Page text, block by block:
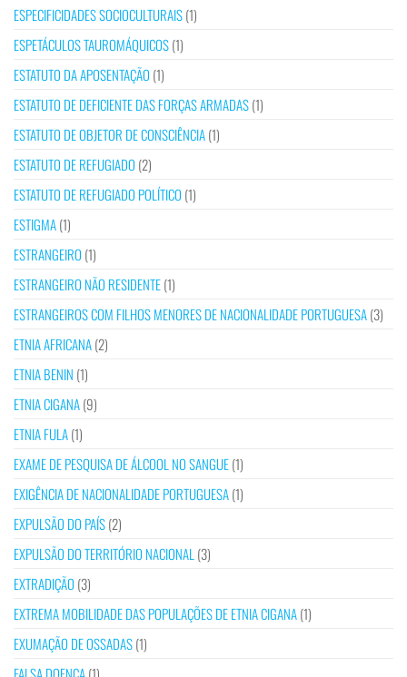
ESPECIFICIDADES SOCIOCULTURAIS(1)
ESPETÁCULOS TAUROMÁQUICOS(1)
ESTATUTO DA APOSENTAÇÃO (1)
ESTATUTO DE DEFICIENTE DAS FORÇAS ARMADAS(1)
ESTATUTO DE OBJETOR DE CONSCIÊNCIA(1)
ESTATUTO DE REFUGIADO (2)
ESTATUTO DE REFUGIADO POLÍTICO (1)
ESTIGMA(1)
ESTRANGEIRO (1)
ESTRANGEIRO NÃO RESIDENTE(1)
ESTRANGEIROS COM FILHOS MENORES DE NACIONALIDADE PORTUGUESA(3)
ETNIA AFRICANA(2)
ETNIA BENIN (1)
ETNIA CIGANA(9)
ETNIA FULA(1)
EXAME DE PESQUISA DE ÁLCOOL NO SANGUE(1)
EXIGÊNCIA DE NACIONALIDADE PORTUGUESA(1)
EXPULSÃO DO PAÍS(2)
EXPULSÃO DO TERRITÓRIO NACIONAL (3)
EXTRADIÇÃO (3)
EXTREMA MOBILIDADE DAS POPULAÇÕES DE ETNIA CIGANA(1)
EXUMAÇÃO DE OSSADAS(1)